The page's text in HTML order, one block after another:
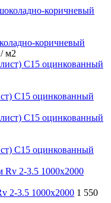
коричневый
/ м2
С15 оцинкованный
С15 оцинкованный
2-3.5 1000х2000 1 550